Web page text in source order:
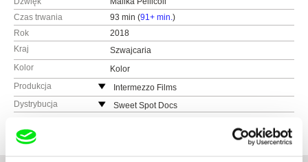
Czas trwania
93 min (91+ min.)
Rok
2018
Kraj
Szwajcaria
Kolor
Kolor
Produkcja
Intermezzo Films
Szwajcaria
Dystrybucja
Sweet Spot Docs
http://www.sweetspotdocs.com